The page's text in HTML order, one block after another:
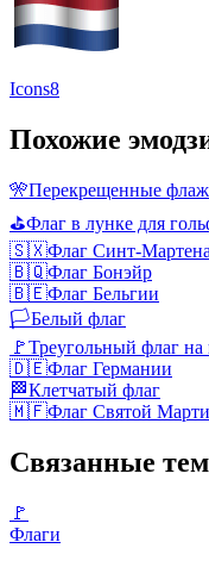
Icons8
Похожие
🎌Перекрещенные
⛳Флаг в лунке для
🇸🇽Флаг Синт-Мартена
🇧🇶Флаг Бонэйр
🇧🇪Флаг Бельгии
🏳️Белый флаг
🚩Треугольный флаг на
🇩🇪Флаг Германии
🏁Клетчатый флаг
🇲🇫Флаг Святой
Связанные
🚩
Флаги